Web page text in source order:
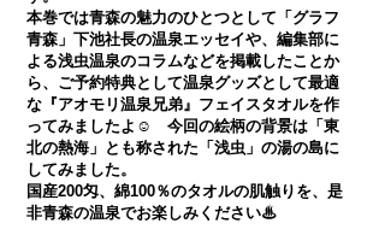
本巻では青森の魅力のひとつとして「グラフ
青森」下池社長の温泉エッセイや、編集部に
よる浅虫温泉のコラムなどを掲載したことか
ら、ご予約特典として温泉グッズとして最適
な『アオモリ温泉兄弟』フェイスタオルを作
ってみましたよ☺ 今回の絵柄の背景は「東
北の熱海」とも称された「浅虫」の湯の島に
してみました。
国産200匁、綿100％のタオルの肌触りを、是
非青森の温泉でお楽しみください♨